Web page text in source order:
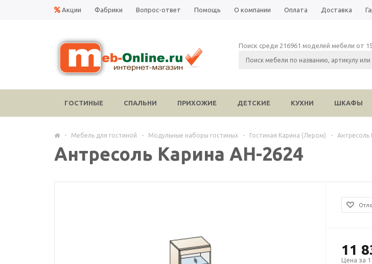
Акции Фабрики Вопрос-ответ Помощь О компании Оплата Доставка
Поиск среди 216961 моделей мебели от
ГОСТИНЫЕ СПАЛЬНИ ПРИХОЖИЕ ДЕТСКИЕ КУХНИ ШКАФЫ
- Мебель для гостиной - Модульные наборы гостиных - Гостиная Карина (Лером) - Антресоль
Антресоль Карина АН-2624
11
Цена за